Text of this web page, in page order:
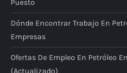
Puesto
Dónde Encontrar Trabajo En
Empresas
Ofertas De Empleo En Petróleo
(actualizado)